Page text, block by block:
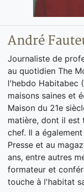
André
Journaliste de
au quotidien The
l'hebdo Habitabec
maisons saines et
Maison du 21e
matière, dont il est
chef. Il a
Presse et au
ans, entre autres
formateur et
touche à l'habitat